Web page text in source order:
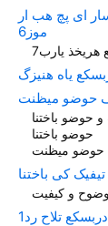
ای پچ هب ار
موز6
یارب7
یاه هنیزگ
حوضو میظنت
و حوضو باختنا
حوضو باختنا
حوضو میظنت
کی باختنا
وضوح و کیفیت
تلاح رد1